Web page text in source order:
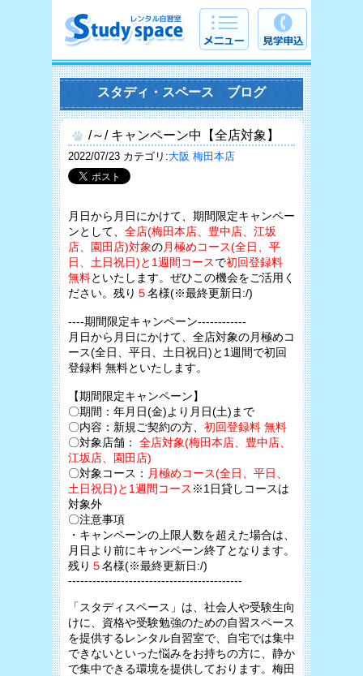
スタディ・スペース ブログ
/～/ キャンペーン中【全店対象】
2022/07/23 カテゴリ:大阪 梅田本店
月日から月日にかけて、期間限定キャンペー
ンとして、 全店(梅田本店、豊中店、江坂
店、園田店)対象の月極めコース(全日、平
日、土日祝日)と1週間コースで初回登録料
無料といたします。ぜひこの機会をご活用く
ださい。残り ５名様(※最終更新日:/)
----期間限定キャンペーン------------
月日から月日にかけて、全店対象の月極めコ
ース(全日、平日、土日祝日)と1週間で初回
登録料 無料といたします。
【期間限定キャンペーン】
〇期間：年月日(金)より月日(土)まで
〇内容：新規ご契約の方、 初回登録料 無料
〇対象店舗： 全店対象(梅田本店、豊中店、
江坂店、園田店)
〇対象コース： 月極めコース(全日、平日、
土日祝日)と1週間コース ※1日貸しコースは
対象外
〇注意事項
・キャンペーンの上限人数を超えた場合は、
月日より前にキャンペーン終了となります。
残り ５名様(※最終更新日:/)
-------------------------------------------
「スタディスペース」は、社会人や受験生向
けに、資格や受験勉強のための自習スペース
を提供するレンタル自習室で、自宅では集中
できないといった悩みをお持ちの方に、静か
で集中できる環境を提供しております。梅田